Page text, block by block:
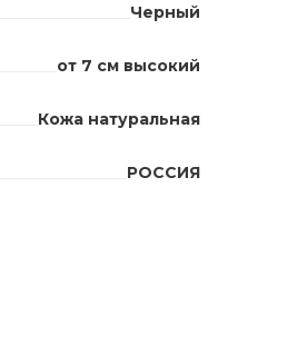
Черный
от 7 см высокий
Кожа натуральная
РОССИЯ